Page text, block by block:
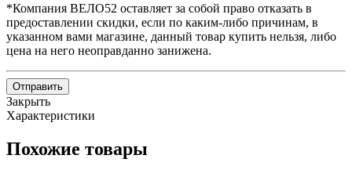
*Компания ВЕЛО52 оставляет за собой право отказать в
предоставлении скидки, если по каким-либо причинам, в
указанном вами магазине, данный товар купить нельзя, либо
цена на него неоправданно занижена.
Отправить
Закрыть
Характеристики
Похожие товары